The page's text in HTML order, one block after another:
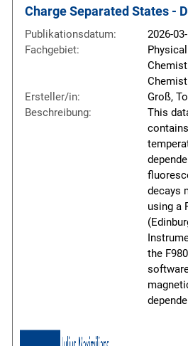
Charge Separated States -
Publikationsdatum:
2026-
Fachgebiet:
Ersteller/in:
Groß,
Beschreibung:
This
decays
using a
the F980